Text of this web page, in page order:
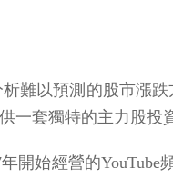
難以預測的股市漲
一套獨特的主力股投
始經營的YouTube